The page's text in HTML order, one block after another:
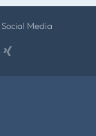
Media